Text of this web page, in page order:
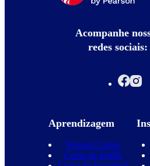
Acompanhe
redes sociais:
Aprendizagem
Nossos Cursos
Curso de Inglês